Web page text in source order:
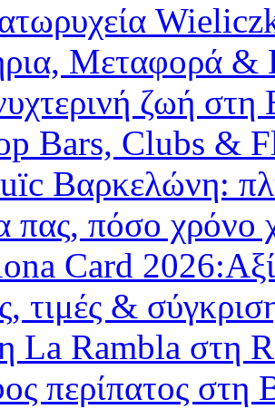
Μεταφορά
ζωή
Bars, Clubs &
Βαρκελώνη:
πας, πόσο χρόνο
Card
τιμές &
La Rambla στη
περίπατος στη